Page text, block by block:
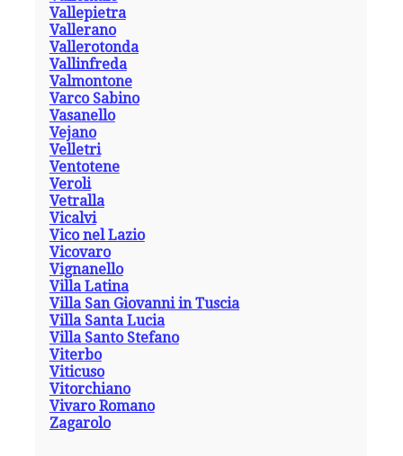
Vallepietra
Vallerano
Vallerotonda
Vallinfreda
Valmontone
Varco Sabino
Vasanello
Vejano
Velletri
Ventotene
Veroli
Vetralla
Vicalvi
Vico nel Lazio
Vicovaro
Vignanello
Villa Latina
Villa San Giovanni in Tuscia
Villa Santa Lucia
Villa Santo Stefano
Viterbo
Viticuso
Vitorchiano
Vivaro Romano
Zagarolo